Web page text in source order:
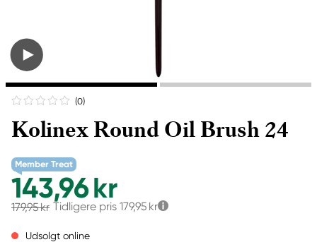
(0)
Kolinex Round Oil Brush 24
Member Treat
143,96 kr
179,95 kr Tidligere pris 179,95 kr
Udsolgt online